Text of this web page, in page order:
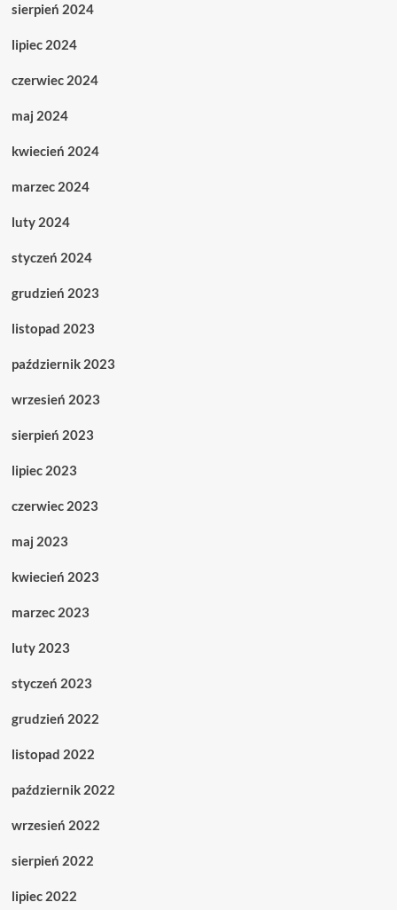
sierpień 2024
lipiec 2024
czerwiec 2024
maj 2024
kwiecień 2024
marzec 2024
luty 2024
styczeń 2024
grudzień 2023
listopad 2023
październik 2023
wrzesień 2023
sierpień 2023
lipiec 2023
czerwiec 2023
maj 2023
kwiecień 2023
marzec 2023
luty 2023
styczeń 2023
grudzień 2022
listopad 2022
październik 2022
wrzesień 2022
sierpień 2022
lipiec 2022